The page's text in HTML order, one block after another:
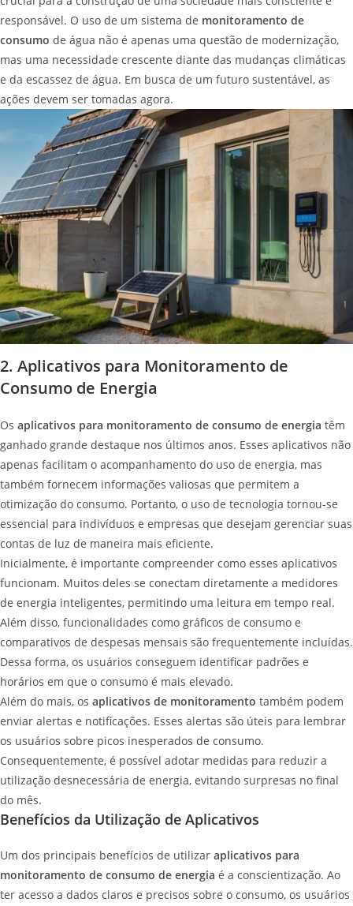
responsável. O uso de um sistema de monitoramento de
consumo de água não é apenas uma questão de modernização,
mas uma necessidade crescente diante das mudanças climáticas
e da escassez de água. Em busca de um futuro sustentável, as
ações devem ser tomadas agora.
2. Aplicativos para Monitoramento de
Consumo de Energia
Os aplicativos para monitoramento de consumo de energia têm
ganhado grande destaque nos últimos anos. Esses aplicativos não
apenas facilitam o acompanhamento do uso de energia, mas
também fornecem informações valiosas que permitem a
otimização do consumo. Portanto, o uso de tecnologia tornou-se
essencial para indivíduos e empresas que desejam gerenciar suas
contas de luz de maneira mais eficiente.
Inicialmente, é importante compreender como esses aplicativos
funcionam. Muitos deles se conectam diretamente a medidores
de energia inteligentes, permitindo uma leitura em tempo real.
Além disso, funcionalidades como gráficos de consumo e
comparativos de despesas mensais são frequentemente incluídas.
Dessa forma, os usuários conseguem identificar padrões e
horários em que o consumo é mais elevado.
Além do mais, os aplicativos de monitoramento também podem
enviar alertas e notificações. Esses alertas são úteis para lembrar
os usuários sobre picos inesperados de consumo.
Consequentemente, é possível adotar medidas para reduzir a
utilização desnecessária de energia, evitando surpresas no final
do mês.
Benefícios da Utilização de Aplicativos
Um dos principais benefícios de utilizar aplicativos para
monitoramento de consumo de energia é a conscientização. Ao
ter acesso a dados claros e precisos sobre o consumo, os usuários